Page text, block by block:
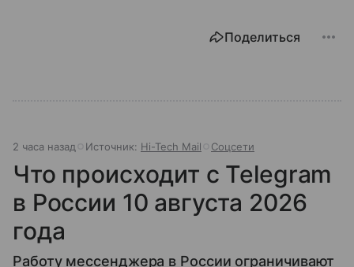
Поделиться
2 часа назад Источник: Hi-Tech Mail Соцсети
Что происходит с Telegram
в России 10 августа 2026
года
Работу мессенджера в России ограничивают